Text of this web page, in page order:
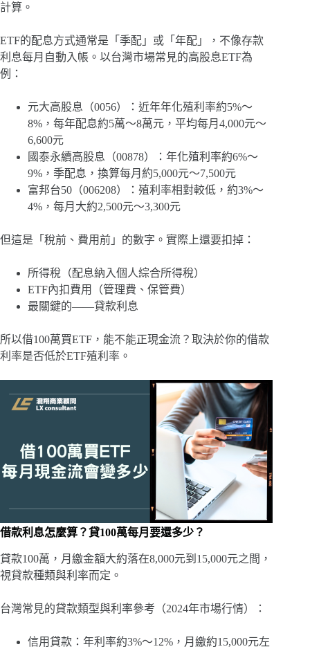
計算。
ETF的配息方式通常是「季配」或「年配」，不像存款
利息每月自動入帳。以台灣市場常見的高股息ETF為
例：
元大高股息（0056）：近年年化殖利率約5%～
8%，每年配息約5萬～8萬元，平均每月4,000元～
6,600元
國泰永續高股息（00878）：年化殖利率約6%～
9%，季配息，換算每月約5,000元～7,500元
富邦台50（006208）：殖利率相對較低，約3%～
4%，每月大約2,500元～3,300元
但這是「稅前、費用前」的數字。實際上還要扣掉：
所得稅（配息納入個人綜合所得稅）
ETF內扣費用（管理費、保管費）
最關鍵的——貸款利息
所以借100萬買ETF，能不能正現金流？取決於你的借款
利率是否低於ETF殖利率。
借款利息怎麼算？貸100萬每月要還多少？
貸款100萬，月繳金額大約落在8,000元到15,000元之間，
視貸款種類與利率而定。
台灣常見的貸款類型與利率參考（2024年市場行情）：
信用貸款：年利率約3%～12%，月繳約15,000元左